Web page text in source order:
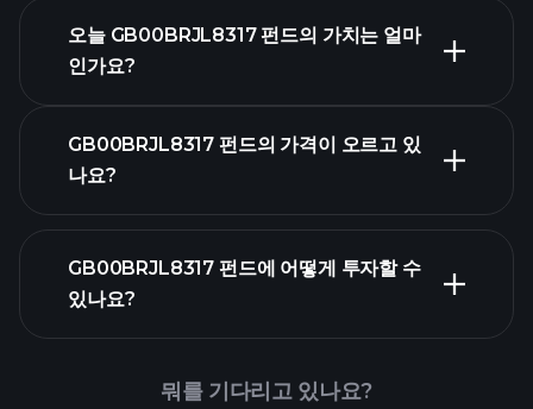
오늘 GB00BRJL8317 펀드의 가치는 얼마
인가요?
고급 차트
GB00BRJL8317 펀드의 가격이 오르고 있
나요?
GB00BRJL8317 펀드에 어떻게 투자할 수
있나요?
뭐를 기다리고 있나요?